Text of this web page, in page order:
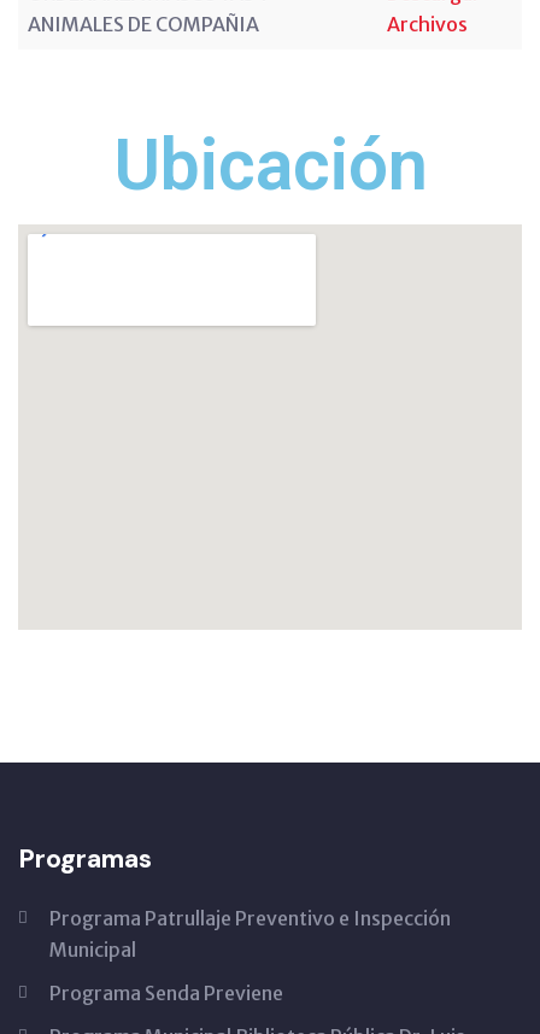
ANIMALES DE COMPAÑIA
Archivos
Ubicación
Programas
Programa Patrullaje Preventivo e Inspección
Municipal
Programa Senda Previene